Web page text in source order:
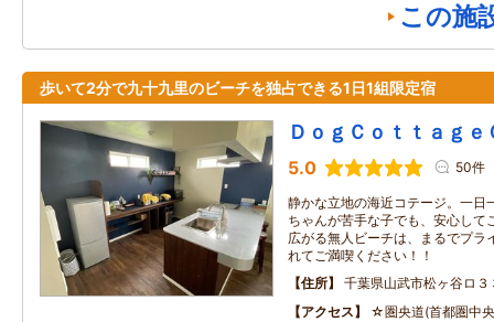
この施
歩いて2分で九十九里のビーチを独占できる1日1組限定宿
ＤｏｇＣｏｔｔａｇｅ
5.0 50件
静かな立地の海近コテージ。一日
ちゃんが苦手な子でも、安心して
広がる無人ビーチは、まるでプラ
れてご満喫ください！！
住所
千葉県山武市松ヶ谷ロ３
アクセス
☆圏央道(首都圏中